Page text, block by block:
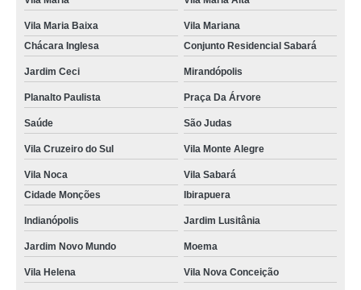
Vila Maria Baixa
Vila Mariana
Chácara Inglesa
Conjunto Residencial Sabará
Jardim Ceci Mirandópolis
Planalto Paulista Praça Da Árvore
Saúde São Judas
Vila Cruzeiro do Sul Vila Monte Alegre
Vila Noca
Vila Sabará
Cidade Monções
Ibirapuera
Indianópolis Jardim Lusitânia
Jardim Novo Mundo Moema
Vila Helena Vila Nova Conceição